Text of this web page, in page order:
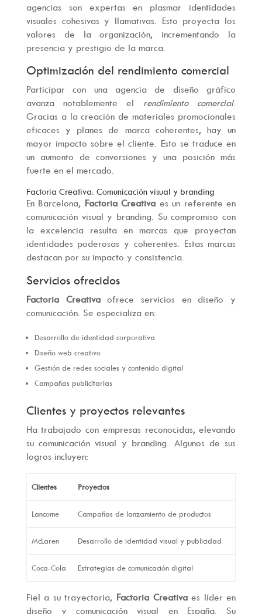
agencias son expertas en plasmar identidades
visuales cohesivas y llamativas. Esto proyecta los
valores de la organización, incrementando la
presencia y prestigio de la marca.
Optimización del rendimiento comercial
Participar con una agencia de diseño gráfico
avanza notablemente el rendimiento comercial.
Gracias a la creación de materiales promocionales
eficaces y planes de marca coherentes, hay un
mayor impacto sobre el cliente. Esto se traduce en
un aumento de conversiones y una posición más
fuerte en el mercado.
Factoria Creativa: Comunicación visual y branding
En Barcelona, Factoria Creativa es un referente en
comunicación visual y branding. Su compromiso con
la excelencia resulta en marcas que proyectan
identidades poderosas y coherentes. Estas marcas
destacan por su impacto y consistencia.
Servicios ofrecidos
Factoria Creativaofrece servicios en diseño y
comunicación. Se especializa en:
Desarrollo de identidad corporativa
Diseño web creativo
Gestión de redes sociales y contenido digital
Campañas publicitarias
Clientes y proyectos relevantes
Ha trabajado con empresas reconocidas, elevando
su comunicación visual y branding. Algunos de sus
logros incluyen:
Clientes Proyectos
Lancome Campañas de lanzamiento de productos
McLaren Desarrollo de identidad visual y publicidad
Coca-Cola Estrategias de comunicación digital
Fiel a su trayectoria, Factoria Creativaes líder en
diseño y comunicación visual en España. Su